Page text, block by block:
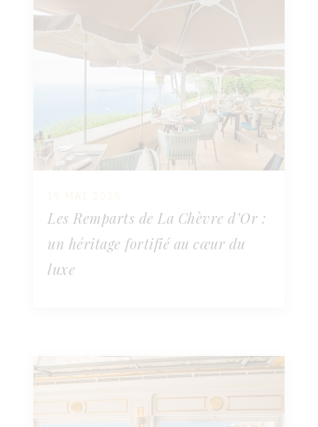
Les Remparts de La Chèvre d’Or :
un héritage fortifié au cœur du
luxe